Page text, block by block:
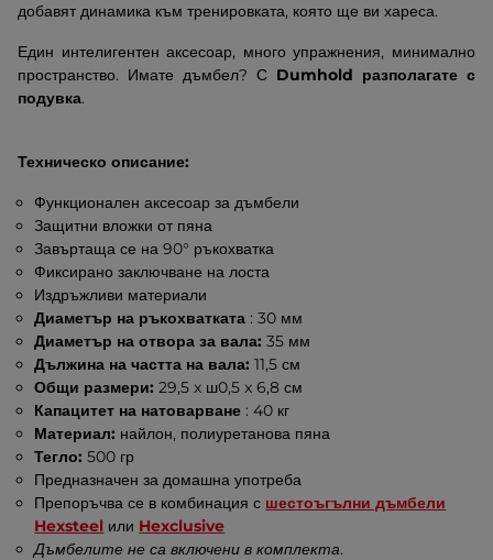
добавят динамика към тренировката, която ще ви хареса.
Един интелигентен аксесоар, много упражнения, минимално
пространство. Имате дъмбел? С Dumhold разполагате с
подувка.
Техническо описание:
Функционален аксесоар за дъмбели
Защитни вложки от пяна
Завъртаща се на 90° ръкохватка
Фиксирано заключване на лоста
Издръжливи материали
Диаметър на ръкохватката : 30 мм
Диаметър на отвора за вала:35 мм
Дължина на частта на вала:11,5 см
Общи размери:29,5 x ш0,5 x 6,8 см
Капацитет на натоварване : 40 кг
Материал: найлон, полиуретанова пяна
Тегло:500 гр
Предназначен за домашна употреба
Препоръчва се в комбинация с шестоъгълни дъмбели
Hexsteel или Hexclusive
Дъмбелите не са включени в комплекта.